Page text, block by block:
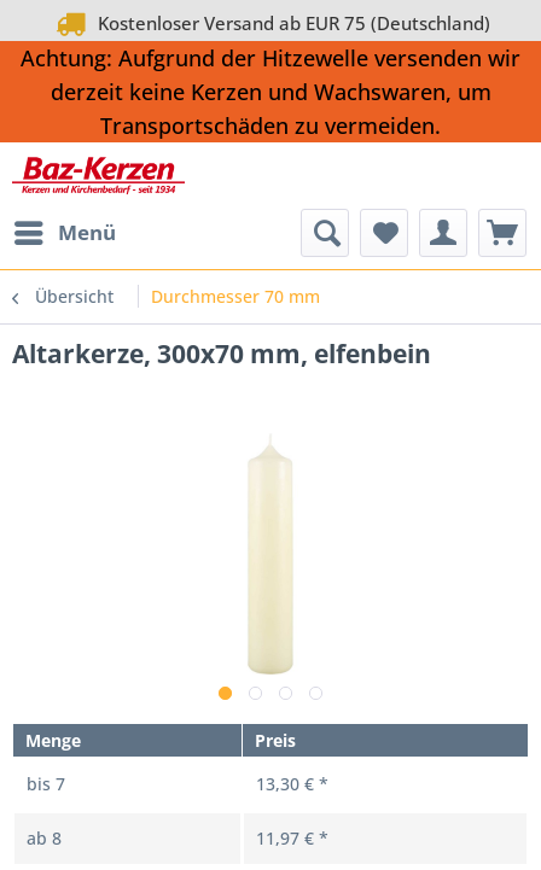
Kostenloser Versand ab EUR 75 (Deutschland)
Achtung: Aufgrund der Hitzewelle versenden wir
derzeit keine Kerzen und Wachswaren, um
Transportschäden zu vermeiden.
Menü
Übersicht Durchmesser 70 mm
Altarkerze, 300x70 mm, elfenbein
Menge
Preis
bis 7 13,30 € *
ab 8 11,97 € *